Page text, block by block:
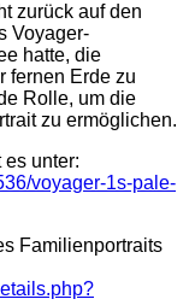
zurück auf den
Voyager-
hatte, die
fernen Erde zu
Rolle, um die
zu ermöglichen.
unter:
voyager-1s-pale-
Familienportraits